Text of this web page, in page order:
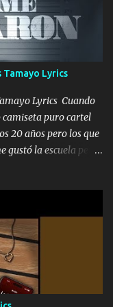
es como empezamos
alta y bajas La carreta
pasado cosas Y
corta Hay que
nada es...
Lyrics
Lyrics Cuando
puro cartel
20 años pero los que
gustó la escuela pero
Con mi Glock
para un licenciado
también Música
que nunca me ha
también al
antros me verán